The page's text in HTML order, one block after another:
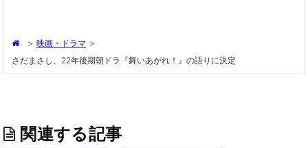
> 映画・ドラマ >
さだまさし、22年後期朝ドラ『舞いあがれ！』の語りに決定
関連する記事